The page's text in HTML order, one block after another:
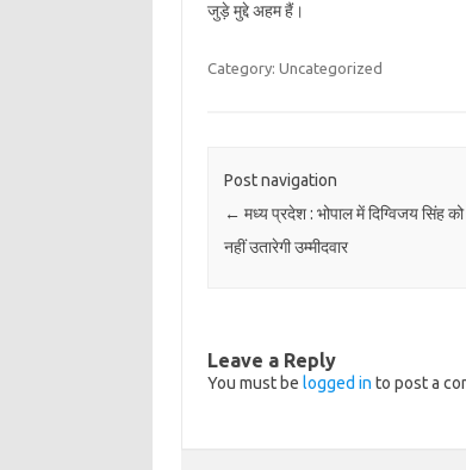
जुड़े मुद्दे अहम हैं।
Category: Uncategorized
Post navigation
← मध्य प्रदेश : भोपाल में दिग्विजय सिंह
नहीं उतारेगी उम्मीदवार
Leave a Reply
You must be logged in to post a